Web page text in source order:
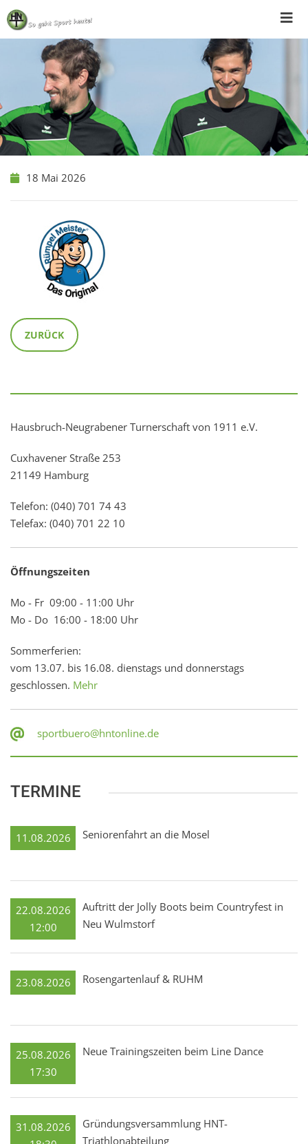
Skip
to
content
18 Mai 2026
ZURÜCK
Hausbruch-Neugrabener Turnerschaft von 1911 e.V.
Cuxhavener Straße 253
21149 Hamburg
Telefon: (040) 701 74 43
Telefax: (040) 701 22 10
Öffnungszeiten
Mo - Fr 09:00 - 11:00 Uhr
Mo - Do 16:00 - 18:00 Uhr
Sommerferien:
vom 13.07. bis 16.08. dienstags und donnerstags
geschlossen. Mehr
sportbuero@hntonline.de
TERMINE
11.08.2026 Seniorenfahrt an die Mosel
22.08.2026
12:00
Auftritt der Jolly Boots beim Countryfest in
Neu Wulmstorf
23.08.2026 Rosengartenlauf & RUHM
25.08.2026
17:30
Neue Trainingszeiten beim Line Dance
31.08.2026
Gründungsversammlung HNT-
Triathlonabteilung